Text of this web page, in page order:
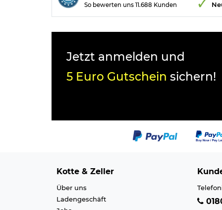
So bewerten uns 11.688 Kunden
Jetzt anmelden und
5 Euro Gutschein sichern!
Kotte & Zeller
Über uns
Ladengeschäft